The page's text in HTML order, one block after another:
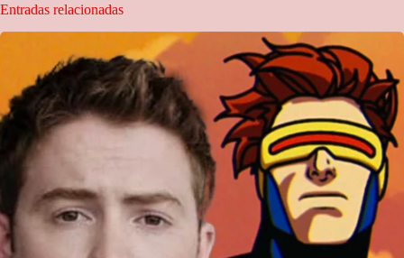
Entradas relacionadas